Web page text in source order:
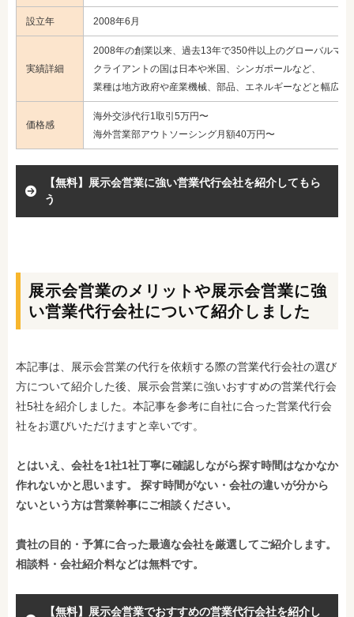
設立年 2008年6月
実績詳細
2008年の創業以来、過去13年で350件以上のグローバルマ
クライアントの国は日本や米国、シンガポールなど、
業種は地方政府や産業機械、部品、エネルギーなどと幅広い
価格感
海外交渉代行1取引5万円〜
海外営業部アウトソーシング月額40万円〜
【無料】展示会営業に強い営業代行会社を紹介してもら
う
展示会営業のメリットや展示会営業に強
い営業代行会社について紹介しました
本記事は、展示会営業の代行を依頼する際の営業代行会社の選び
方について紹介した後、展示会営業に強いおすすめの営業代行会
社5社を紹介しました。本記事を参考に自社に合った営業代行会
社をお選びいただけますと幸いです。
とはいえ、会社を1社1社丁寧に確認しながら探す時間はなかなか
作れないかと思います。 探す時間がない・会社の違いが分から
ないという方は営業幹事にご相談ください。
貴社の目的・予算に合った最適な会社を厳選してご紹介します。
相談料・会社紹介料などは無料です。
【無料】展示会営業でおすすめの営業代行会社を紹介し